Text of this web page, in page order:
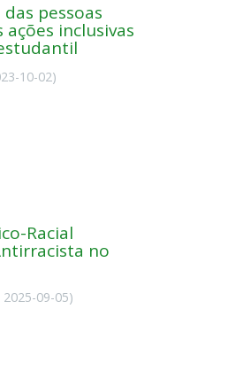
pessoas
ações inclusivas
10-02)
Racial
no
2025-09-05)